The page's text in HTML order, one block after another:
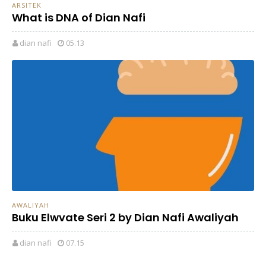
ARSITEK
What is DNA of Dian Nafi
dian nafi 05.13
AWALIYAH
Buku Elwvate Seri 2 by Dian Nafi Awaliyah
dian nafi 07.15